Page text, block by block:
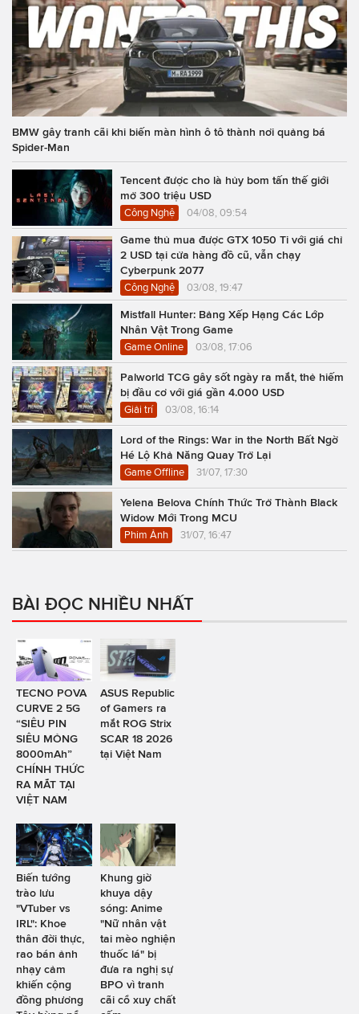
BMW gây tranh cãi khi biến màn hình ô tô thành nơi quảng bá
Spider-Man
Tencent được cho là hủy bom tấn thế giới
mở 300 triệu USD
Công Nghệ 04/08, 09:54
Game thủ mua được GTX 1050 Ti với giá chỉ
2 USD tại cửa hàng đồ cũ, vẫn chạy
Cyberpunk 2077
Công Nghệ 03/08, 19:47
Mistfall Hunter: Bảng Xếp Hạng Các Lớp
Nhân Vật Trong Game
Game Online 03/08, 17:06
Palworld TCG gây sốt ngày ra mắt, thẻ hiếm
bị đầu cơ với giá gần 4.000 USD
Giải trí 03/08, 16:14
Lord of the Rings: War in the North Bất Ngờ
Hé Lộ Khả Năng Quay Trở Lại
Game Offline 31/07, 17:30
Yelena Belova Chính Thức Trở Thành Black
Widow Mới Trong MCU
Phim Ảnh 31/07, 16:47
BÀI ĐỌC NHIỀU NHẤT
TECNO POVA
CURVE 2 5G
“SIÊU PIN
SIÊU MỎNG
8000mAh”
CHÍNH THỨC
RA MẮT TẠI
VIỆT NAM
ASUS Republic
of Gamers ra
mắt ROG Strix
SCAR 18 2026
tại Việt Nam
Biến tướng
trào lưu
"VTuber vs
IRL": Khoe
thân đời thực,
rao bán ảnh
nhạy cảm
khiến cộng
đồng phương
Khung giờ
khuya dậy
sóng: Anime
"Nữ nhân vật
tai mèo nghiện
thuốc lá" bị
đưa ra nghị sự
BPO vì tranh
cãi cổ xuy chất